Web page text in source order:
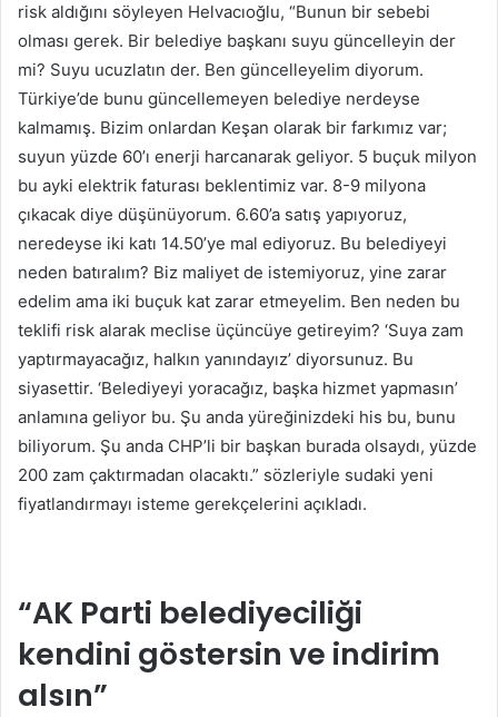
risk aldığını söyleyen Helvacıoğlu, “Bunun bir sebebi
olması gerek. Bir belediye başkanı suyu güncelleyin der
mi? Suyu ucuzlatın der. Ben güncelleyelim diyorum.
Türkiye’de bunu güncellemeyen belediye nerdeyse
kalmamış. Bizim onlardan Keşan olarak bir farkımız var;
suyun yüzde 60’ı enerji harcanarak geliyor. 5 buçuk milyon
bu ayki elektrik faturası beklentimiz var. 8-9 milyona
çıkacak diye düşünüyorum. 6.60’a satış yapıyoruz,
neredeyse iki katı 14.50’ye mal ediyoruz. Bu belediyeyi
neden batıralım? Biz maliyet de istemiyoruz, yine zarar
edelim ama iki buçuk kat zarar etmeyelim. Ben neden bu
teklifi risk alarak meclise üçüncüye getireyim? ‘Suya zam
yaptırmayacağız, halkın yanındayız’ diyorsunuz. Bu
siyasettir. ‘Belediyeyi yoracağız, başka hizmet yapmasın’
anlamına geliyor bu. Şu anda yüreğinizdeki his bu, bunu
biliyorum. Şu anda CHP’li bir başkan burada olsaydı, yüzde
200 zam çaktırmadan olacaktı.” sözleriyle sudaki yeni
fiyatlandırmayı isteme gerekçelerini açıkladı.
“AK Parti belediyeciliği
kendini göstersin ve indirim
alsın”